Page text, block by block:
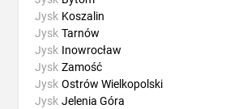
Jysk Koszalin
Jysk Tarnów
Jysk Inowrocław
Jysk Zamość
Jysk Ostrów Wielkopolski
Jysk Jelenia Góra